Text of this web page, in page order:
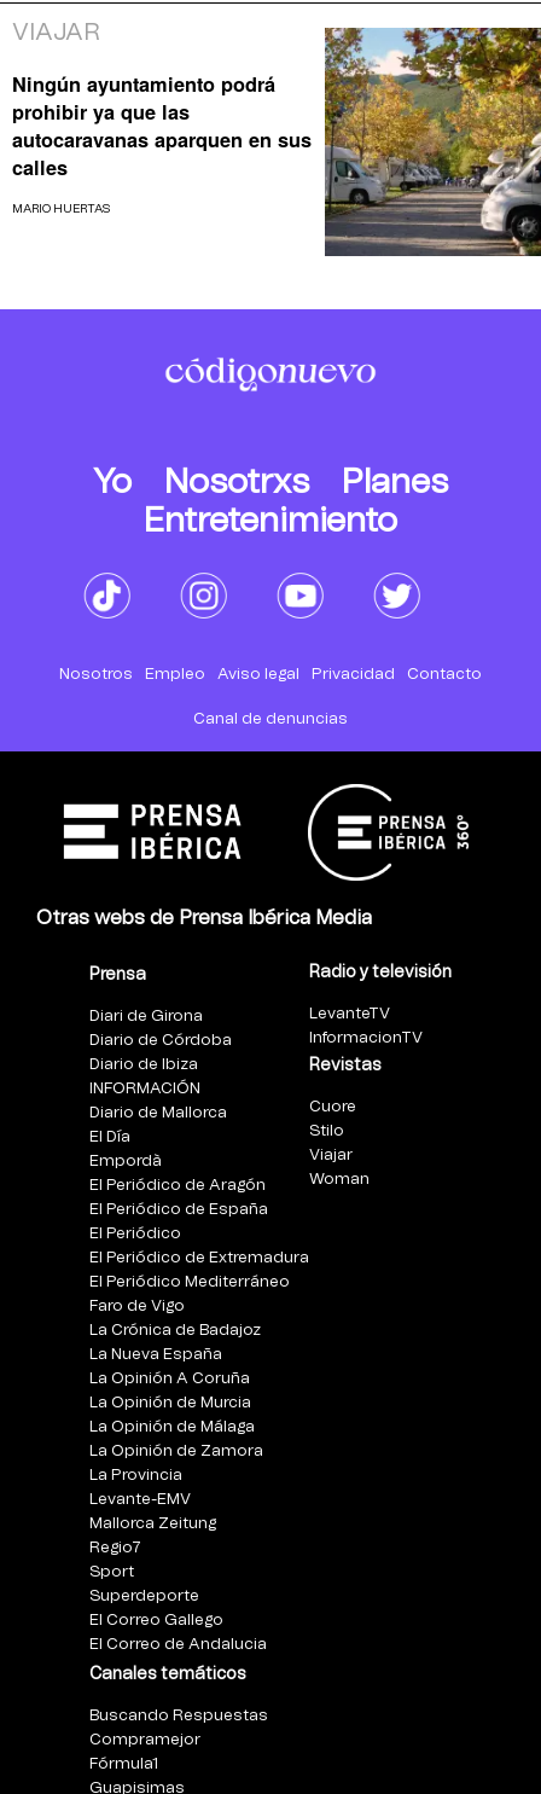
VIAJAR
Ningún ayuntamiento podrá
prohibir ya que las
autocaravanas aparquen en sus
calles
MARIO HUERTAS
Yo Nosotrxs
Planes
Entretenimiento
Nosotros Empleo Aviso legal Privacidad Contacto
Canal de denuncias
Otras webs de Prensa Ibérica Media
Prensa
Diari de Girona
Diario de Córdoba
Diario de Ibiza
INFORMACIÓN
Diario de Mallorca
El Día
Empordà
El Periódico de Aragón
El Periódico de España
El Periódico
El Periódico de Extremadura
El Periódico Mediterráneo
Faro de Vigo
La Crónica de Badajoz
La Nueva España
La Opinión A Coruña
La Opinión de Murcia
La Opinión de Málaga
La Opinión de Zamora
La Provincia
Levante-EMV
Mallorca Zeitung
Regio7
Sport
Superdeporte
El Correo Gallego
El Correo de Andalucia
Canales temáticos
Buscando Respuestas
Compramejor
Fórmula1
Guapisimas
Radio y televisión
LevanteTV
InformacionTV
Revistas
Cuore
Stilo
Viajar
Woman